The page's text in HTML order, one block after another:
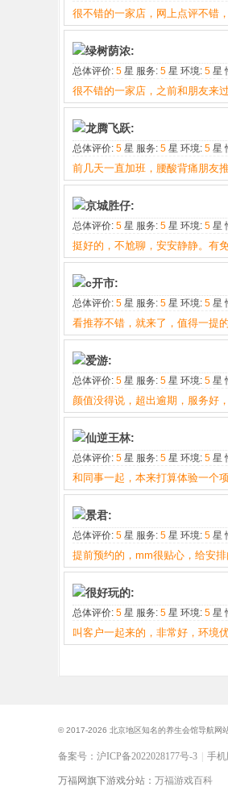
很不错的一家店，网上点评不错
绿树荫浓:
总体评价: 5 星 服务: 5 星 环境: 5 星
很不错的一家店，之前和朋友来
龙腾飞跃:
总体评价: 5 星 服务: 5 星 环境: 5 星
前几天一直加班，腰酸背痛朋友
京城胜仔:
总体评价: 5 星 服务: 5 星 环境: 5 星
挺好的，不尬聊，安安静静。有
c开市:
总体评价: 5 星 服务: 5 星 环境: 5 星
看推荐不错，就来了，值得一提
爱游:
总体评价: 5 星 服务: 5 星 环境: 5 星
颜值没得说，超出逾期，服务好
仙逆王林:
总体评价: 5 星 服务: 5 星 环境: 5 星
和同事一起，本来打算体验一个
景君:
总体评价: 5 星 服务: 5 星 环境: 5 星
提前预约的，mm很贴心，给安
很好玩的:
总体评价: 5 星 服务: 5 星 环境: 5 星
叫客户一起来的，非常好，环境
© 2017-2026 北京地区知名的养生会馆导航网
备案号：沪ICP备2022028177号-3 手机
万福网旗下游戏分站： 万福游戏百科